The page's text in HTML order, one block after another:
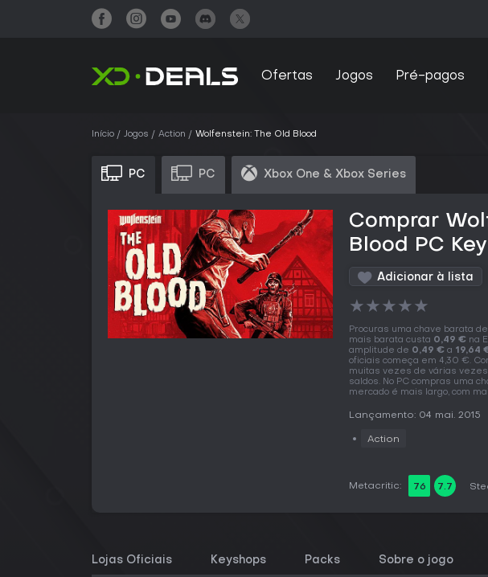
Ofertas Jogos Pré-pagos
Início Jogos Action Wolfenstein: The Old Blood
PC PC Xbox One & Xbox Series
Comprar
Blood PC Key
Adicionar à lista
★★★★★
Procuras uma chave barata de
mais barata custa 0,49 € na
amplitude de 0,49 € a 19,64
oficiais começa em 4,30 €.
muitas vezes de várias
saldos. No PC compras uma
mercado é mais largo, com
Lançamento: 04 mai. 2015
Action
Metacritic: 76 7.7
Lojas Oficiais Keyshops Packs Sobre o jogo